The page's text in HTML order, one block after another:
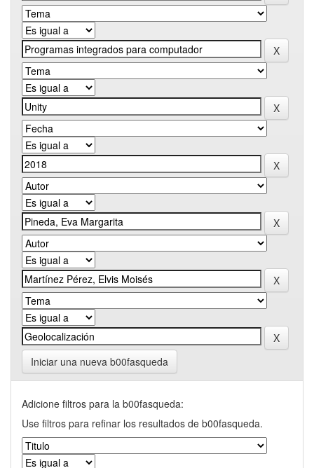
Iniciar una nueva b00fasqueda
Adicione filtros para la b00fasqueda:
Use filtros para refinar los resultados de b00fasqueda.